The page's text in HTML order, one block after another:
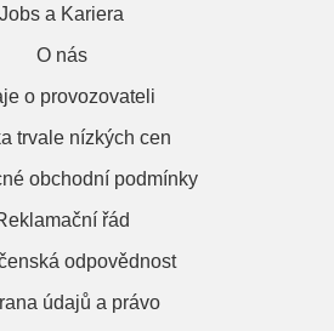
Jobs a Kariera
O nás
o provozovateli
trvale nízkých cen
obchodní podmínky
řád
odpovědnost
údajů a právo